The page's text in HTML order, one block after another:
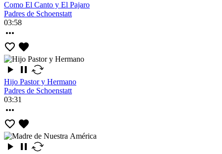
Como El Canto y El Pajaro
Padres de Schoenstatt
03:58
Hijo Pastor y Hermano
Padres de Schoenstatt
03:31